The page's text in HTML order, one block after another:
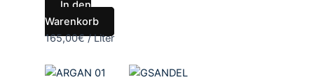
In den
Warenkorb
165,00€/Liter